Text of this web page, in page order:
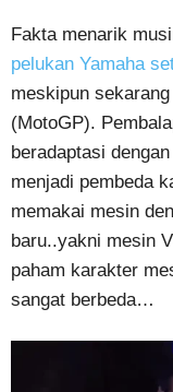
Fakta menarik
pelukan Yamaha
meskipun
(MotoGP).
beradaptasi
menjadi pembeda
memakai mesin
baru..yakni mesin
paham karakter
sangat berbeda…